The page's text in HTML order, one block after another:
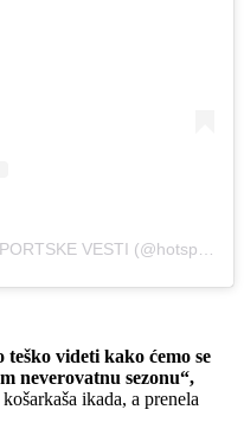
teško videti kako ćemo se
neverovatnu sezonu“,
ikada, a prenela